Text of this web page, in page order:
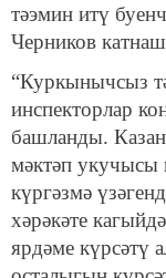
тәэмин итү
Черников
“Куркынычсыз
инспекторлар
башланды.
мәктәп укучысы
күргәзмә
хәрәкәте
ярдәме күрсәтү